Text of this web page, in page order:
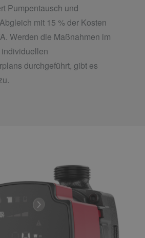
Pumpentausch und
mit 15 % der Kosten
Werden die Maßnahmen im
durchgeführt, gibt es